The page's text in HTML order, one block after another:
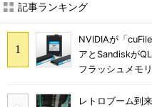
記事ランキング
NVIDIAが「
アとSandiskが
フラッシュメモ
レトロブーム到